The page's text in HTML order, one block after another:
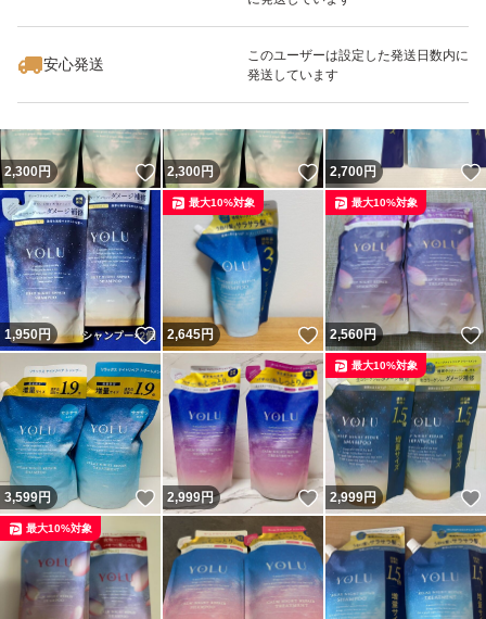
安心発送
このユーザーは設定した発送日数内に
発送しています
いいね！
1,900
2,300円 いいね！
2,300円 いいね！
2,700円
1,950円 いいね！
2,645円 いいね！
最大10%対象
2,560円
最大10%対象
3,599円 いいね！
2,999円 いいね！
2,999円
最大10%対象
最大10%対象